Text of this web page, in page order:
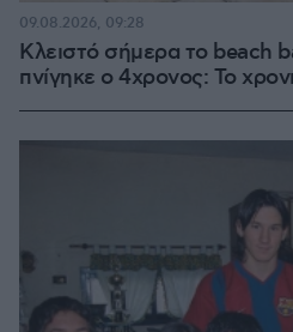
Κλειστό σήμερα το beach
πνίγηκε ο 4χρονος: Το
09.08.2026, 09:28